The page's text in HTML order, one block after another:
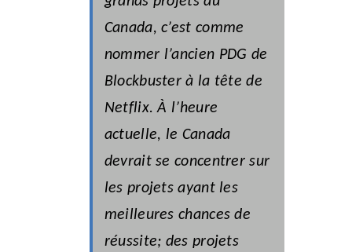
Canada, c’est comme
nommer l’ancien PDG de
Blockbuster à la tête de
Netflix. À l’heure
actuelle, le Canada
devrait se concentrer sur
les projets ayant les
meilleures chances de
réussite; des projets